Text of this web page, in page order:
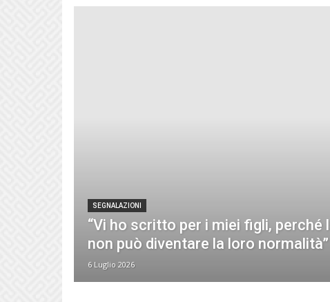
Religione
Rubriche Salute, Sanità, Sociale Segnalazioni
SEGNALAZIONI
“Vi ho scritto per i miei figli, perché
non può diventare la loro normalità”
6 Luglio 2026